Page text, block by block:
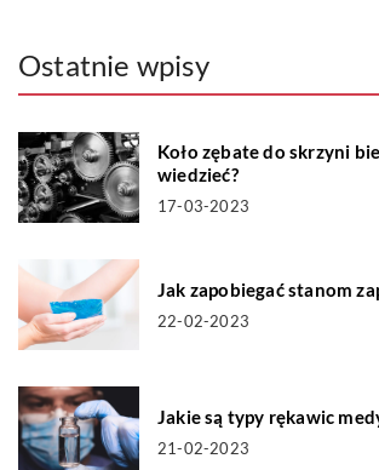
Ostatnie wpisy
Koło zębate do skrzyni
wiedzieć?
17-03-2023
Jak zapobiegać stanom
22-02-2023
Jakie są typy rękawic
21-02-2023